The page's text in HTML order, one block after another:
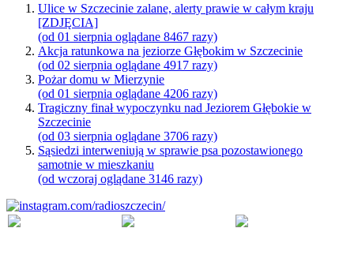
Ulice w Szczecinie zalane, alerty prawie w całym kraju
[ZDJĘCIA]
(od 01 sierpnia oglądane 8467 razy)
Akcja ratunkowa na jeziorze Głębokim w Szczecinie
(od 02 sierpnia oglądane 4917 razy)
Pożar domu w Mierzynie
(od 01 sierpnia oglądane 4206 razy)
Tragiczny finał wypoczynku nad Jeziorem Głębokie w
Szczecinie
(od 03 sierpnia oglądane 3706 razy)
Sąsiedzi interweniują w sprawie psa pozostawionego
samotnie w mieszkaniu
(od wczoraj oglądane 3146 razy)